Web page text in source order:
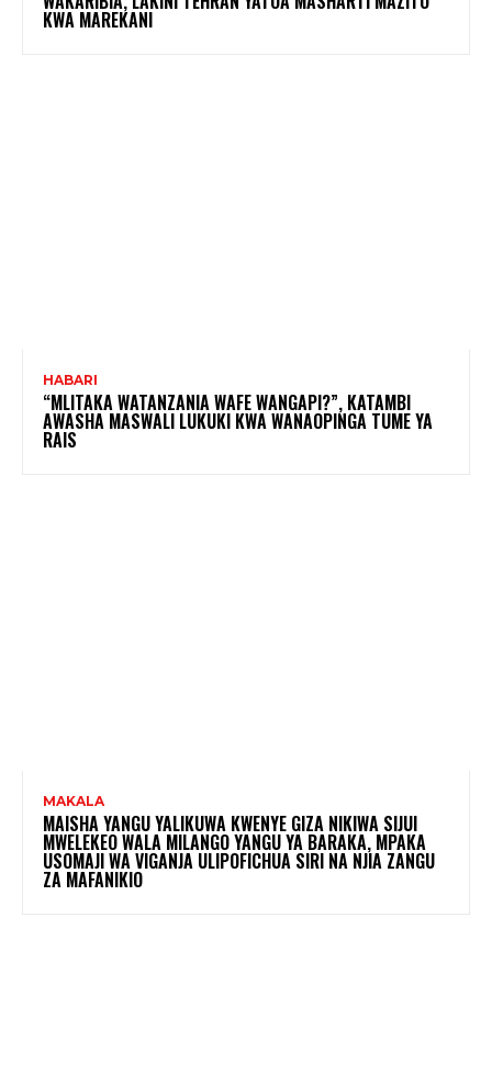
KWA MAREKANI
HABARI
“MLITAKA WATANZANIA WAFE WANGAPI?”, KATAMBI
AWASHA MASWALI LUKUKI KWA WANAOPINGA TUME YA
RAIS
MAKALA
MAISHA YANGU YALIKUWA KWENYE GIZA NIKIWA SIJUI
MWELEKEO WALA MILANGO YANGU YA BARAKA, MPAKA
USOMAJI WA VIGANJA ULIPOFICHUA SIRI NA NJIA ZANGU
ZA MAFANIKIO